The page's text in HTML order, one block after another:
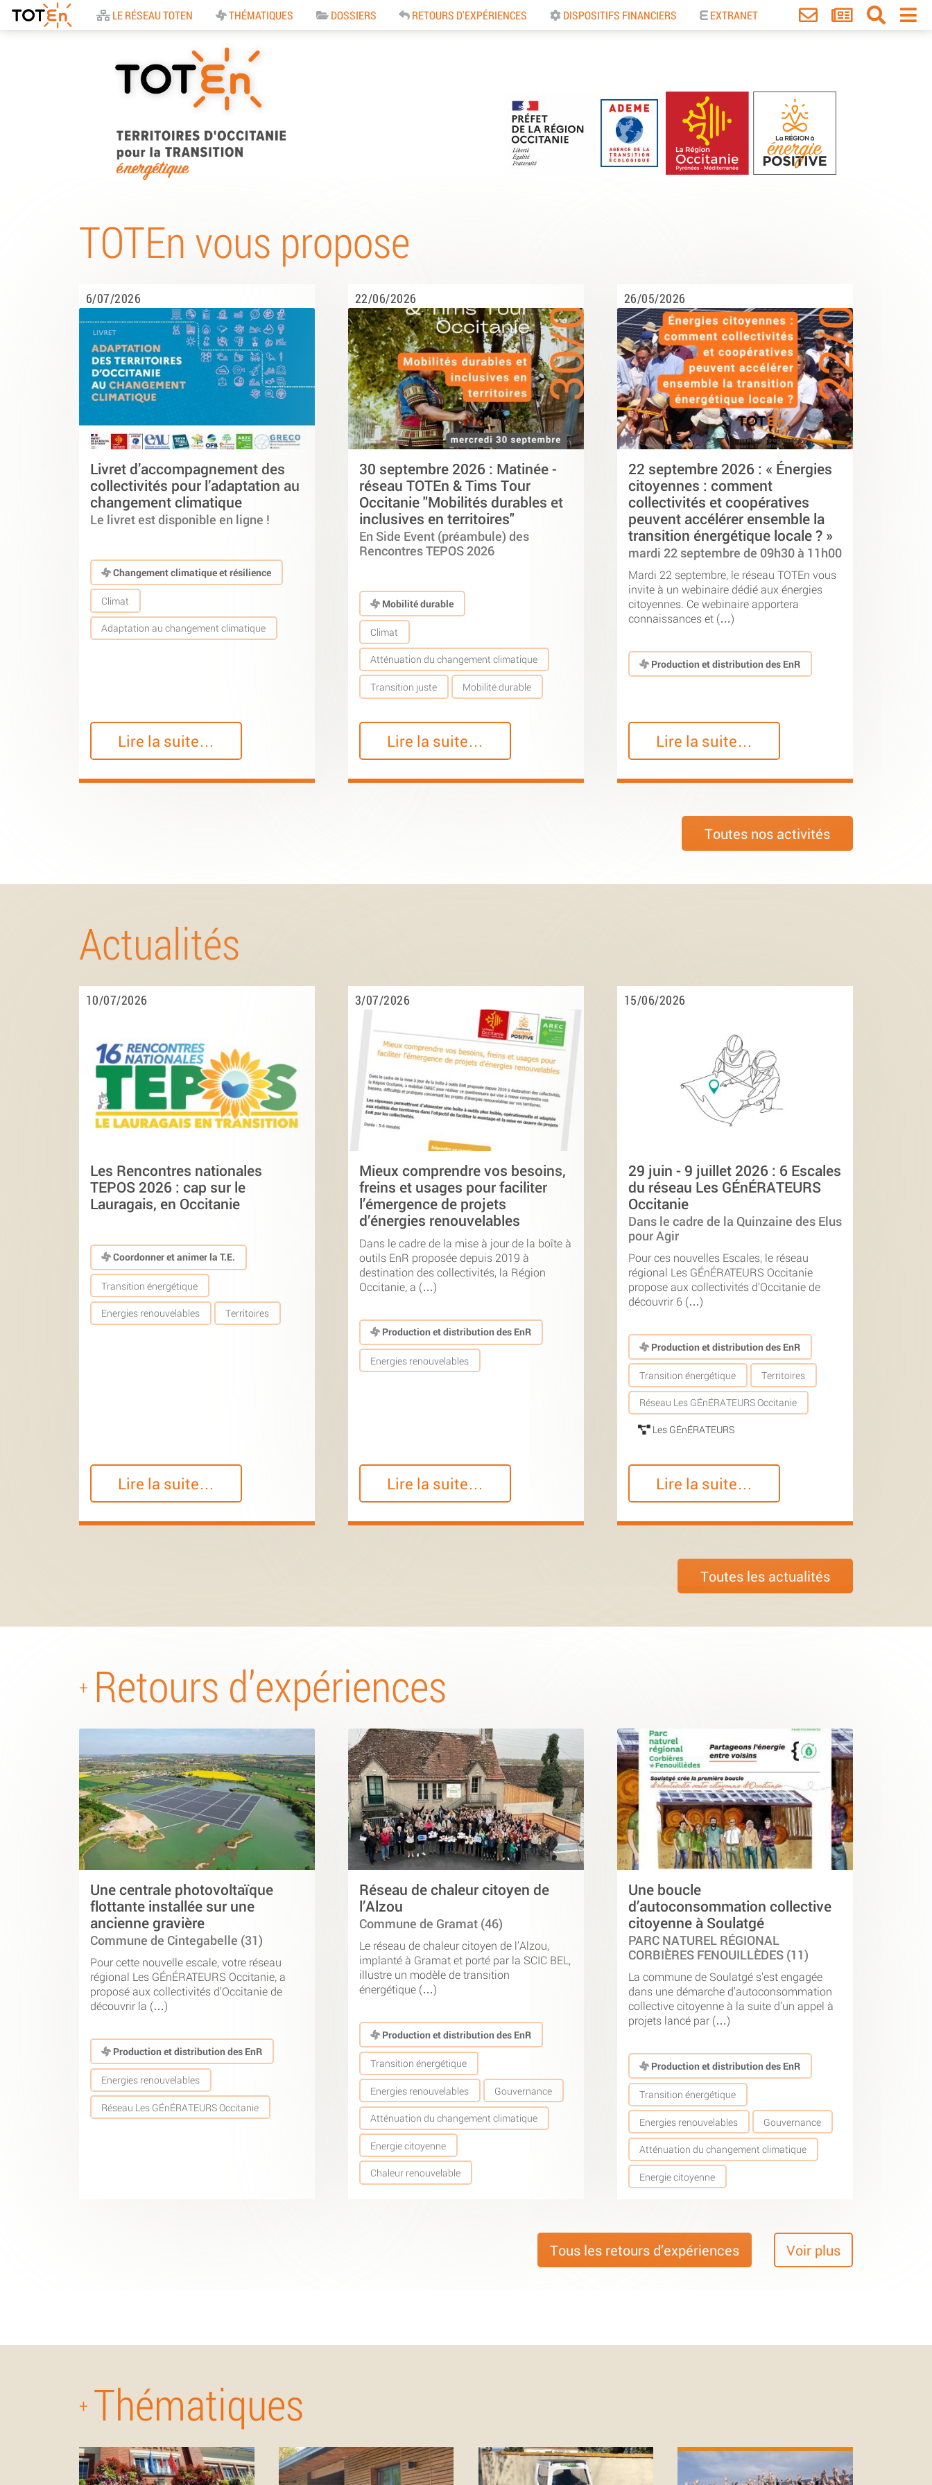
Accueil
LE RÉSEAU TOTEN THÉMATIQUES DOSSIERS RETOURS D'EXPÉRIENCES DISPOSITIFS FINANCIERS EXTRANET
Territoires d’Occitanie
pour la Transition
Energétique
TOTEn vous propose
6/07/2026
Livret d’accompagnement des
collectivités pour l’adaptation au
changement climatique
Le livret est disponible en ligne !
Changement climatique et résilience
Climat
Adaptation au changement climatique
Lire la suite…
22/06/2026
30 septembre 2026 : Matinée -
réseau TOTEn & Tims Tour
Occitanie "Mobilités durables et
inclusives en territoires"
En Side Event (préambule) des
Rencontres TEPOS 2026
Mobilité durable
Climat
Atténuation du changement climatique
Transition juste Mobilité durable
Lire la suite…
26/05/2026
22 septembre 2026 : « Énergies
citoyennes : comment
collectivités et coopératives
peuvent accélérer ensemble la
transition énergétique locale ? »
mardi 22 septembre de 09h30 à 11h00
Mardi 22 septembre, le réseau TOTEn vous
invite à un webinaire dédié aux énergies
citoyennes. Ce webinaire apportera
connaissances et (…)
Production et distribution des EnR
Lire la suite…
Toutes nos activités
Actualités
10/07/2026
Les Rencontres nationales
TEPOS 2026 : cap sur le
Lauragais, en Occitanie
Coordonner et animer la T.E.
Transition énergétique
Energies renouvelables Territoires
Lire la suite…
3/07/2026
Mieux comprendre vos besoins,
freins et usages pour faciliter
l’émergence de projets
d’énergies renouvelables
Dans le cadre de la mise à jour de la boîte à
outils EnR proposée depuis 2019 à
destination des collectivités, la Région
Occitanie, a (…)
Production et distribution des EnR
Energies renouvelables
Lire la suite…
15/06/2026
29 juin - 9 juillet 2026 : 6 Escales
du réseau Les GÉnÉRATEURS
Occitanie
Dans le cadre de la Quinzaine des Elus
pour Agir
Pour ces nouvelles Escales, le réseau
régional Les GÉnÉRATEURS Occitanie
propose aux collectivités d’Occitanie de
découvrir 6 (…)
Production et distribution des EnR
Transition énergétique Territoires
Réseau Les GÉnÉRATEURS Occitanie
Les GÉnÉRATEURS
Lire la suite…
Toutes les actualités
+ Retours d’expériences
Une centrale photovoltaïque
flottante installée sur une
ancienne gravière
Commune de Cintegabelle (31)
Pour cette nouvelle escale, votre réseau
régional Les GÉnÉRATEURS Occitanie, a
proposé aux collectivités d’Occitanie de
découvrir la (…)
Production et distribution des EnR
Energies renouvelables
Réseau Les GÉnÉRATEURS Occitanie
Réseau de chaleur citoyen de
l’Alzou
Commune de Gramat (46)
Le réseau de chaleur citoyen de l’Alzou,
implanté à Gramat et porté par la SCIC BEL,
illustre un modèle de transition
énergétique (…)
Production et distribution des EnR
Transition énergétique
Energies renouvelables Gouvernance
Atténuation du changement climatique
Energie citoyenne
Chaleur renouvelable
Une boucle
d’autoconsommation collective
citoyenne à Soulatgé
PARC NATUREL RÉGIONAL
CORBIÈRES FENOUILLÈDES (11)
La commune de Soulatgé s’est engagée
dans une démarche d’autoconsommation
collective citoyenne à la suite d’un appel à
projets lancé par (…)
Production et distribution des EnR
Transition énergétique
Energies renouvelables Gouvernance
Atténuation du changement climatique
Energie citoyenne
Tous les retours d’expériences Voir plus
+ Thématiques